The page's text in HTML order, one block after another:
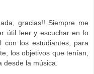
gracias!! Siempre me
útil leer y escuchar en lo
con los estudiantes, para
los objetivos que tenían,
la música.